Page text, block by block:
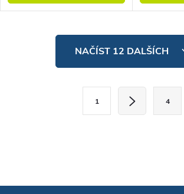
Ovládací prvky výpisu
NAČÍST 12 DALŠÍCH
1 4